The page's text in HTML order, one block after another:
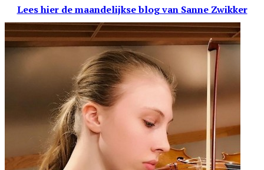
Lees hier de maandelijkse blogvan Sanne Zwikker